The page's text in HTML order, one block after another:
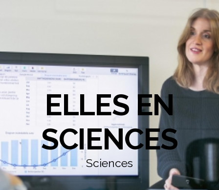
ELLES EN
SCIENCES
Sciences